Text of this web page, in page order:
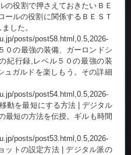
の役割で押さえておきたいＢＥ
ールの役割に関係するＢＥＳＴ
した。
posts/post58.html,0.5,2026-
０の最強の装備、ガーロンドシ
紀行録,レベル５０の最強の装
ュガルドを楽しもう。その詳細
posts/post54.html,0.5,2026-
動を最短にする方法 | デジタル
最短の方法を伝授。ギルも時間
posts/post53.html,0.5,2026-
ットの設定方法 | デジタル派の